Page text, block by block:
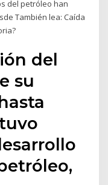
del petróleo han
También lea: Caída
del
su